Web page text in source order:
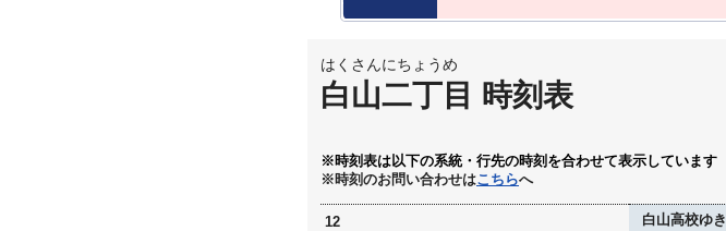
はくさんにちょうめ
白山二丁目 時刻表
※時刻表は以下の系統・行先の時刻を合わせて表示しています
※時刻のお問い合わせはこちらへ
12 白山高校ゆき